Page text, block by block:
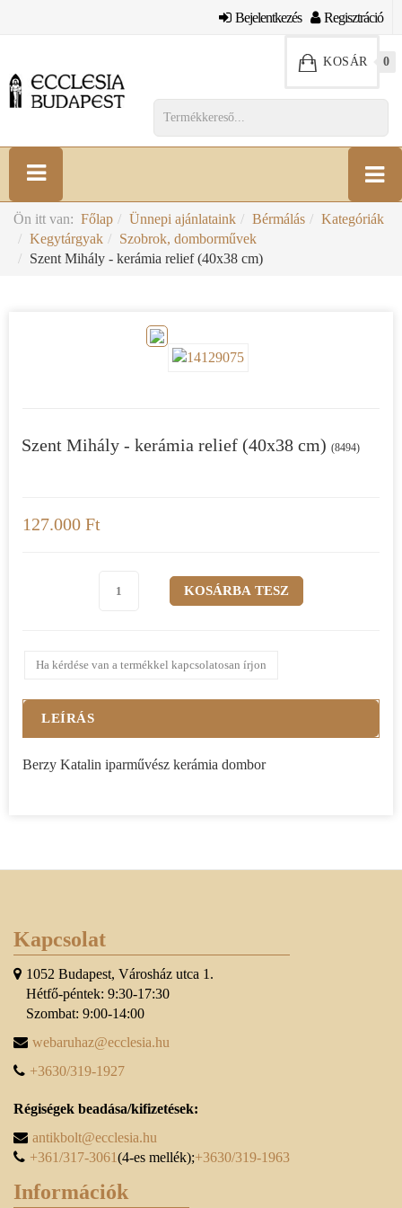
Bejelentkezés Regisztráció
KOSÁR 0
Ön itt van: Főlap Ünnepi ajánlataink Bérmálás
Kategóriák
Kegytárgyak
Szobrok, domborművek
Szent Mihály - kerámia relief (40x38 cm)
Szent Mihály - kerámia relief (40x38 cm) (8494)
127.000 Ft
Ha kérdése van a termékkel kapcsolatosan írjon
LEÍRÁS
Berzy Katalin iparművész kerámia dombor
Kapcsolat
1052 Budapest, Városház utca 1.
Hétfő-péntek: 9:30-17:30
Szombat: 9:00-14:00
webaruhaz@ecclesia.hu
+3630/319-1927
Régiségek beadása/kifizetések:
antikbolt@ecclesia.hu
+361/317-3061(4-es mellék);+3630/319-1963
Információk